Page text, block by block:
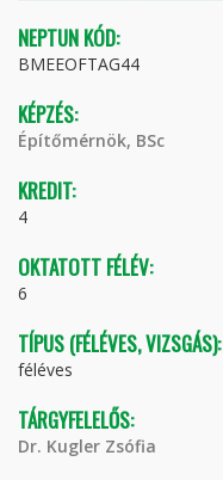
NEPTUN KÓD:
BMEEOFTAG44
KÉPZÉS:
Építőmérnök, BSc
KREDIT:
4
OKTATOTT FÉLÉV:
6
TÍPUS (FÉLÉVES, VIZSGÁS):
féléves
TÁRGYFELELŐS:
Dr. Kugler Zsófia